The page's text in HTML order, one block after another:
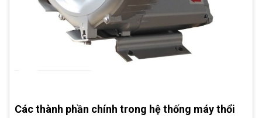
Các thành phần chính trong hệ thống máy thổi